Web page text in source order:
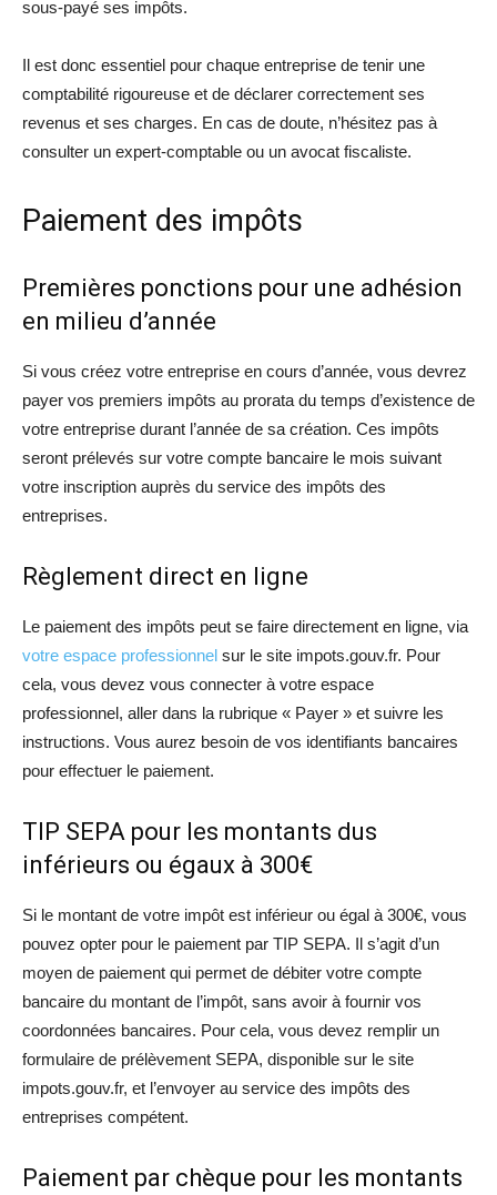
sous-payé ses impôts.
Il est donc essentiel pour chaque entreprise de tenir une
comptabilité rigoureuse et de déclarer correctement ses
revenus et ses charges. En cas de doute, n’hésitez pas à
consulter un expert-comptable ou un avocat fiscaliste.
Paiement des impôts
Premières ponctions pour une adhésion
en milieu d’année
Si vous créez votre entreprise en cours d’année, vous devrez
payer vos premiers impôts au prorata du temps d’existence de
votre entreprise durant l’année de sa création. Ces impôts
seront prélevés sur votre compte bancaire le mois suivant
votre inscription auprès du service des impôts des
entreprises.
Règlement direct en ligne
Le paiement des impôts peut se faire directement en ligne, via
votre espace professionnel sur le site impots.gouv.fr. Pour
cela, vous devez vous connecter à votre espace
professionnel, aller dans la rubrique « Payer » et suivre les
instructions. Vous aurez besoin de vos identifiants bancaires
pour effectuer le paiement.
TIP SEPA pour les montants dus
inférieurs ou égaux à 300€
Si le montant de votre impôt est inférieur ou égal à 300€, vous
pouvez opter pour le paiement par TIP SEPA. Il s’agit d’un
moyen de paiement qui permet de débiter votre compte
bancaire du montant de l’impôt, sans avoir à fournir vos
coordonnées bancaires. Pour cela, vous devez remplir un
formulaire de prélèvement SEPA, disponible sur le site
impots.gouv.fr, et l’envoyer au service des impôts des
entreprises compétent.
Paiement par chèque pour les montants